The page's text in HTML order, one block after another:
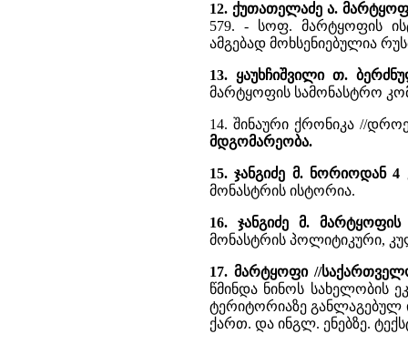
12. ქუთათელაძე ა.
579. - სოფ. მარტყოფის
ამგებად მოხსენიებულია
13. ყაუხჩიშვილი თ.
მარტყოფის სამონასტრო
14. შინაური ქრონიკა //
მდგომარეობა.
15. ჯანგიძე მ. ნორიოდან
მონასტრის ისტორია.
16. ჯანგიძე მ. მარტყოფის
მონასტრის პოლიტიკური,
17. მარტყოფი //
წმინდა ნინოს სახელობის
ტერიტორიაზე განლაგებულ
ქართ. და ინგლ. ენებზე.